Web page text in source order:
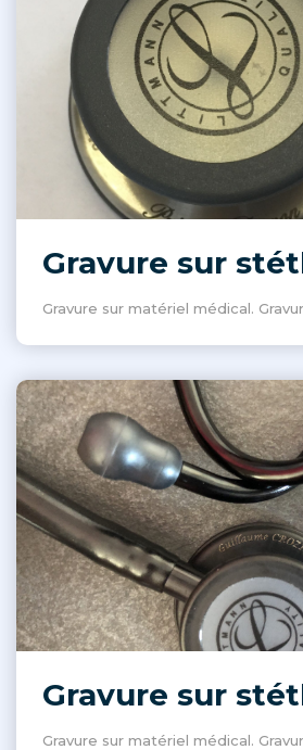
Gravure sur
Gravure sur matériel médical.
Gravure sur
Gravure sur matériel médical.